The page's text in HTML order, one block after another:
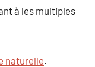
à les multiples
naturelle.